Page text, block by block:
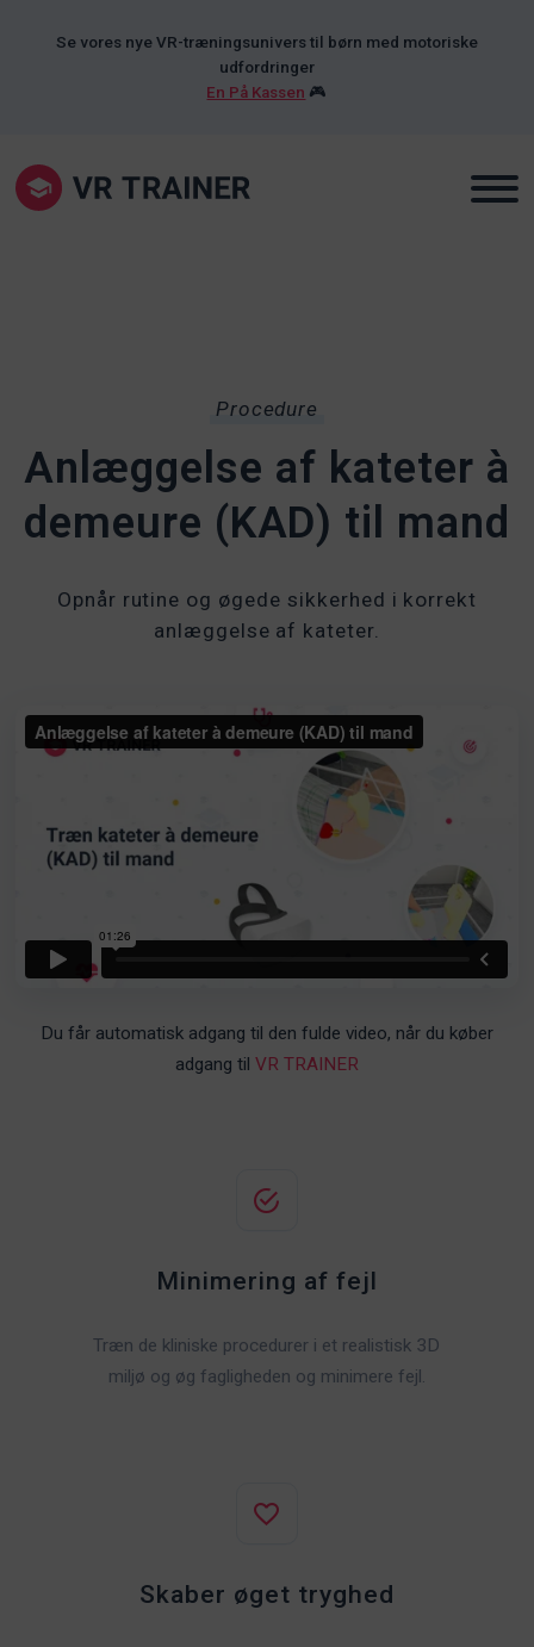
Se vores nye VR-træningsunivers til børn med motoriske
udfordringer
En På Kassen 🎮
Procedure
Anlæggelse af kateter à
demeure (KAD) til mand
Opnår rutine og øgede sikkerhed i korrekt
anlæggelse af kateter.
Du får automatisk adgang til den fulde video, når du køber
adgang til VR TRAINER
Minimering af fejl
Træn de kliniske procedurer i et realistisk 3D
miljø og øg fagligheden og minimere fejl.
Skaber øget tryghed